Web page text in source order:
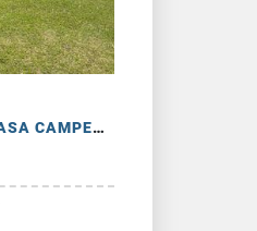
VENTA, ALQUILER O PERMUTA CASA CAMPESTRE